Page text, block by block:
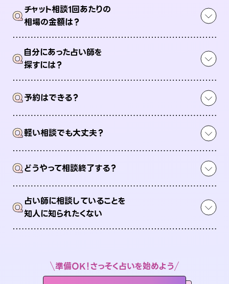
Qチャット相談1回あたりの
相場の金額は？
Q自分にあった占い師を
探すには？
Q予約はできる？
Q軽い相談でも大丈夫？
Qどうやって相談終了する？
Q占い師に相談していることを
知人に知られたくない
準備OK！さっそく占いを始めよう